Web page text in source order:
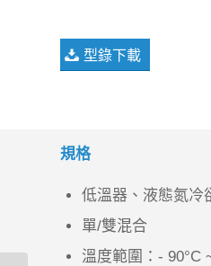
型錄下載
規格
低溫器、液態氮冷
單/雙混合
溫度範圍：- 90°C